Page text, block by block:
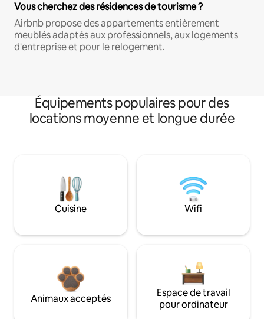
Vous cherchez des résidences de tourisme ?
Airbnb propose des appartements entièrement
meublés adaptés aux professionnels, aux logements
d'entreprise et pour le relogement.
Équipements populaires pour des
locations moyenne et longue durée
Cuisine Wifi
Animaux acceptés
Espace de travail
pour ordinateur